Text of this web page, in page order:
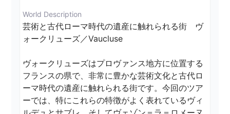
World Description
芸術と古代ローマ時代の遺産に触れられる街　ヴ
ォークリューズ／Vaucluse
ヴォークリューズはプロヴァンス地方に位置する
フランスの県で、非常に豊かな芸術文化と古代ロ
ーマ時代の遺産に触れられる街です。今回のツア
ーでは、特にこれらの特徴がよく表れているヴィ